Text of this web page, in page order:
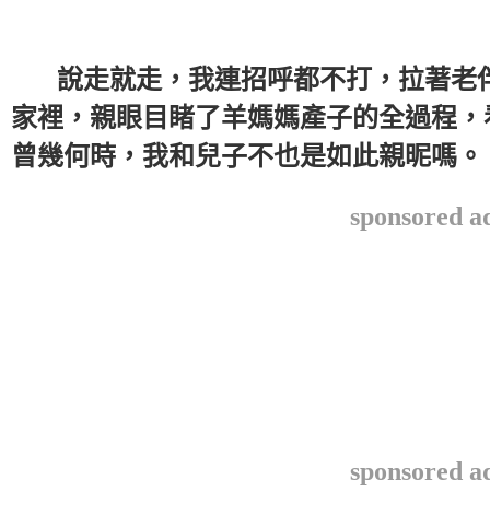
說走就走，我連招呼都不打，拉著老
家裡，親眼目睹了羊媽媽產子的全過程
曾幾何時，我和兒子不也是如此親昵嗎。
sponsored
sponsored